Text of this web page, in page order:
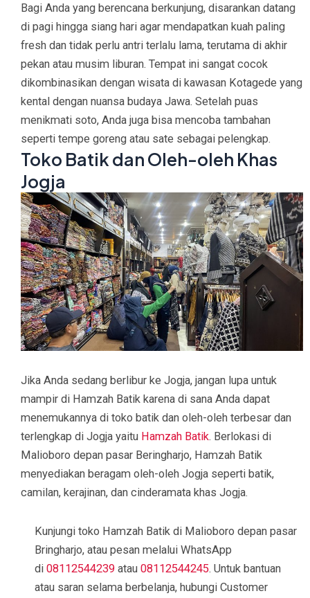
Bagi Anda yang berencana berkunjung, disarankan datang
di pagi hingga siang hari agar mendapatkan kuah paling
fresh dan tidak perlu antri terlalu lama, terutama di akhir
pekan atau musim liburan. Tempat ini sangat cocok
dikombinasikan dengan wisata di kawasan Kotagede yang
kental dengan nuansa budaya Jawa. Setelah puas
menikmati soto, Anda juga bisa mencoba tambahan
seperti tempe goreng atau sate sebagai pelengkap.
Toko Batik dan Oleh-oleh Khas
Jogja
Jika Anda sedang berlibur ke Jogja, jangan lupa untuk
mampir di Hamzah Batik karena di sana Anda dapat
menemukannya di toko batik dan oleh-oleh terbesar dan
terlengkap di Jogja yaitu Hamzah Batik. Berlokasi di
Malioboro depan pasar Beringharjo, Hamzah Batik
menyediakan beragam oleh-oleh Jogja seperti batik,
camilan, kerajinan, dan cinderamata khas Jogja.
Kunjungi toko Hamzah Batik di Malioboro depan pasar
Bringharjo, atau pesan melalui WhatsApp
di 08112544239 atau 08112544245. Untuk bantuan
atau saran selama berbelanja, hubungi Customer